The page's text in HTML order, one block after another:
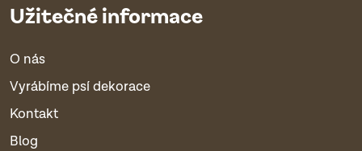
Užitečné informace
O nás
Vyrábíme psí dekorace
Kontakt
Blog